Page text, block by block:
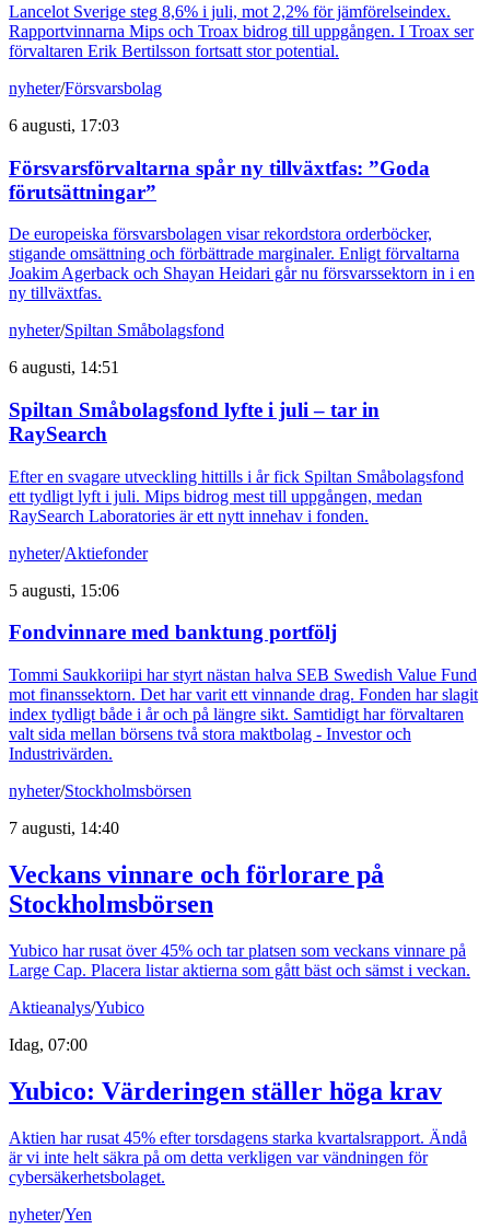
Lancelot Sverige steg 8,6% i juli, mot 2,2% för jämförelseindex.
Rapportvinnarna Mips och Troax bidrog till uppgången. I Troax ser
förvaltaren Erik Bertilsson fortsatt stor potential.
nyheter/Försvarsbolag
6 augusti, 17:03
Försvarsförvaltarna spår ny tillväxtfas: ”Goda
förutsättningar”
De europeiska försvarsbolagen visar rekordstora orderböcker,
stigande omsättning och förbättrade marginaler. Enligt förvaltarna
Joakim Agerback och Shayan Heidari går nu försvarssektorn in i en
ny tillväxtfas.
nyheter/Spiltan Småbolagsfond
6 augusti, 14:51
Spiltan Småbolagsfond lyfte i juli – tar in
RaySearch
Efter en svagare utveckling hittills i år fick Spiltan Småbolagsfond
ett tydligt lyft i juli. Mips bidrog mest till uppgången, medan
RaySearch Laboratories är ett nytt innehav i fonden.
nyheter/Aktiefonder
5 augusti, 15:06
Fondvinnare med banktung portfölj
Tommi Saukkoriipi har styrt nästan halva SEB Swedish Value Fund
mot finanssektorn. Det har varit ett vinnande drag. Fonden har slagit
index tydligt både i år och på längre sikt. Samtidigt har förvaltaren
valt sida mellan börsens två stora maktbolag - Investor och
Industrivärden.
nyheter/Stockholmsbörsen
7 augusti, 14:40
Veckans vinnare och förlorare på
Stockholmsbörsen
Yubico har rusat över 45% och tar platsen som veckans vinnare på
Large Cap. Placera listar aktierna som gått bäst och sämst i veckan.
Aktieanalys/Yubico
Idag, 07:00
Yubico: Värderingen ställer höga krav
Aktien har rusat 45% efter torsdagens starka kvartalsrapport. Ändå
är vi inte helt säkra på om detta verkligen var vändningen för
cybersäkerhetsbolaget.
nyheter/Yen